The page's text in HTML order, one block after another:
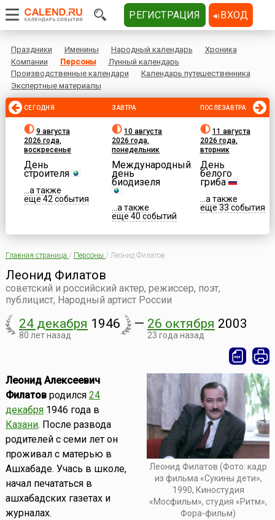
Праздники Именины Народный календарь
Хроника
Компании
Персоны
Лунный календарь
Производственные календари
Календарь путешественника
Экспертные материалы
СЕГОДНЯ
9 августа
2026 года,
воскресенье
День
строителя
...а также
еще 42 события
ЗАВТРА
10 августа
2026 года,
понедельник
Международный
день
биодизеля
...а также
еще 40 событий
ПОСЛЕЗАВТРА
11 августа
2026 года,
вторник
День
белого
гриба
...а также
еще 33 события
Главная страница / Персоны / Леонид Филатов
Леонид Филатов
советский и российский актер, режиссер, поэт,
публицист, Народный артист России
24 декабря 1946
80 лет назад
— 26 октября 2003
23 года назад
Леонид Филатов (Фото: кадр
из фильма «Сукины дети»,
1990, Киностудия
«Мосфильм», студия «Ритм»,
Фора-фильм)
Леонид Алексеевич
Филатовродился 24
декабря1946 года в
Казани. После развода
родителей с семи лет он
проживал с матерью в
Ашхабаде. Учась в школе,
начал печататься в
ашхабадских газетах и
журналах.
РЕГИСТРАЦИЯ ВХОД